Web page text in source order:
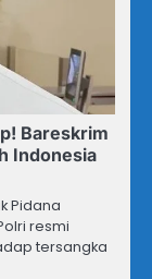
Bareskrim
Indonesia
Pidana
resmi
tersangka